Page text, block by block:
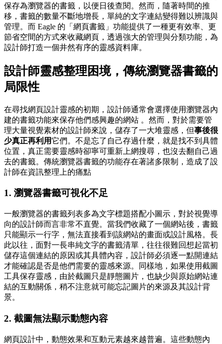
保存為瀏覽器的書籤，以便日後查閱。然而，隨著時間的推
移，書籤的數量不斷地增長，單純的文字連結變得難以辨識與
管理。而 Eagle 的「網頁書籤」功能提供了一種更有效率、更
節省空間的方式來收藏網頁，透過強大的管理與分類功能，為
設計師打造一個井然有序的靈感資料庫。
設計師靈感整理困境，傳統瀏覽器書籤的
局限性
在尋找網頁設計靈感的初期，設計師通常會選擇使用瀏覽器內
建的書籤功能來保存他們感興趣的網站 。然而，對於需要管
理大量視覺素材的設計師來說，儲存了一大堆靈感，但事後很
少真正再利用它們。不是忘了自己存過什麼，就是找不到具體
位置，真正需要靈感時卻寧可重新上網搜尋，也沒去翻自己過
去的書籤。傳統瀏覽器書籤的功能存在著諸多限制，造成了設
計師在資訊整理上的痛點
1. 瀏覽器書籤可視化不足
一般瀏覽器的書籤列表多為文字標題搭配小圖示，對於視覺導
向的設計師而言非常不直覺。當我們收藏了一個網站後，書籤
只能顯示一行字，無法直接看到該網站的畫面或設計風格。長
此以往，面對一長串純文字的書籤清單，往往很難回想起當初
儲存這個連結的原因或其具體內容，設計師必須逐一點開連結
才能確認是否是他們需要的靈感來源。同樣地，如果使用截圖
工具保存靈感，由於截圖只是靜態圖片，也缺少與原始網站連
結的互動關係，稍不注意就可能忘記圖片的來源及其設計背
景。
2. 截圖無法顯示動態內容
網頁設計中，動態效果和互動元素越來越普遍。這些動態內